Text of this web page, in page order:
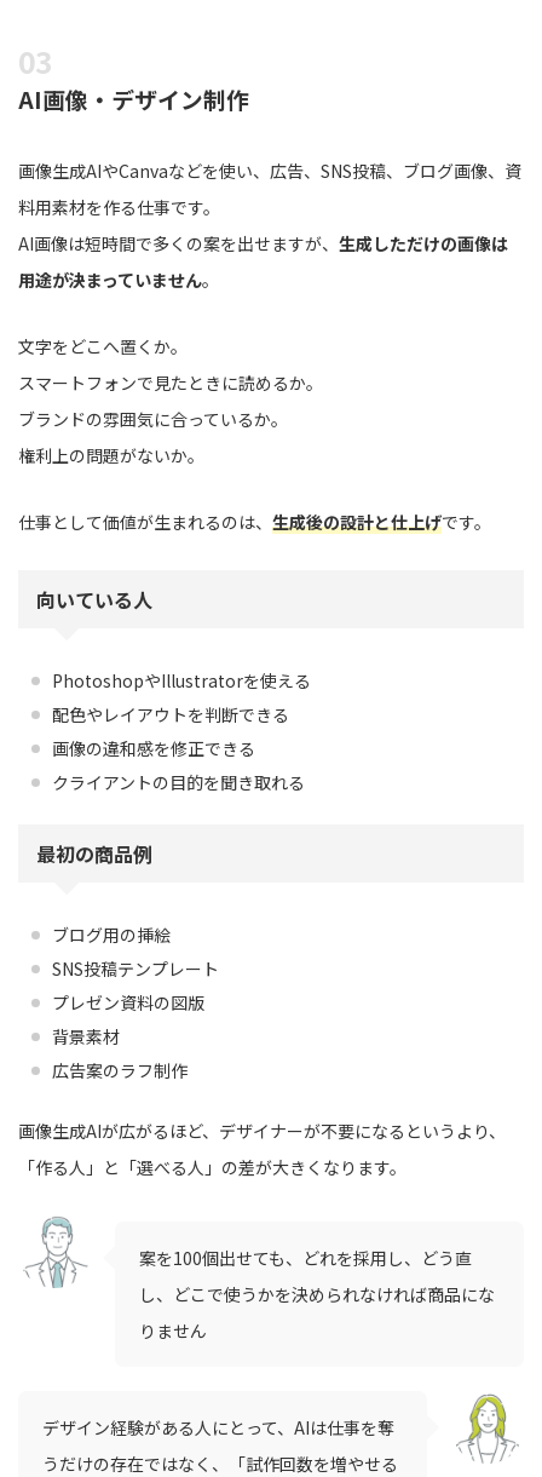
AI画像・デザイン制作
画像生成AIやCanvaなどを使い、広告、SNS投稿、ブログ画像、資
料用素材を作る仕事です。
AI画像は短時間で多くの案を出せますが、 生成しただけの画像は
用途が決まっていません。
文字をどこへ置くか。
スマートフォンで見たときに読めるか。
ブランドの雰囲気に合っているか。
権利上の問題がないか。
仕事として価値が生まれるのは、 生成後の設計と仕上げです。
向いている人
PhotoshopやIllustratorを使える
配色やレイアウトを判断できる
画像の違和感を修正できる
クライアントの目的を聞き取れる
最初の商品例
ブログ用の挿絵
SNS投稿テンプレート
プレゼン資料の図版
背景素材
広告案のラフ制作
画像生成AIが広がるほど、デザイナーが不要になるというより、
「作る人」と「選べる人」の差が大きくなります。
案を100個出せても、どれを採用し、どう直
し、どこで使うかを決められなければ商品にな
りません
デザイン経験がある人にとって、AIは仕事を奪
うだけの存在ではなく、「試作回数を増やせる